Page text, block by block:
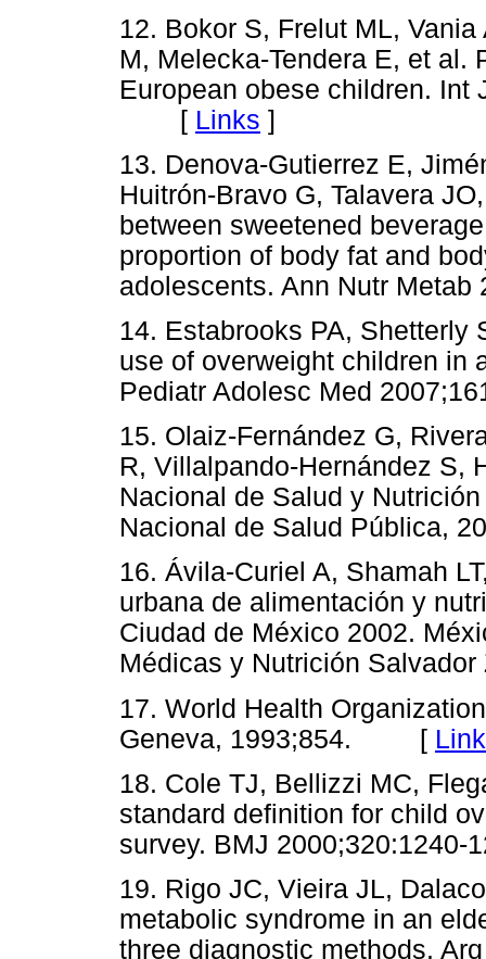
12. Bokor S, Frelut ML,
M, Melecka-Tendera E, et al.
European obese children. Int
[ Links ]
13. Denova-Gutierrez E,
Huitrón-Bravo G, Talavera
between sweetened
proportion of body fat and
adolescents. Ann Nutr
14. Estabrooks PA, Shetterly
use of overweight children in
Pediatr Adolesc Med
15. Olaiz-Fernández G,
R, Villalpando-Hernández S,
Nacional de Salud y
Nacional de Salud
16. Ávila-Curiel A, Shamah
urbana de alimentación y
Ciudad de México 2002.
Médicas y Nutrición
17. World Health
Geneva, 1993;854. [
18. Cole TJ, Bellizzi MC,
standard definition for child
survey. BMJ
19. Rigo JC, Vieira JL,
metabolic syndrome in an
three diagnostic methods.